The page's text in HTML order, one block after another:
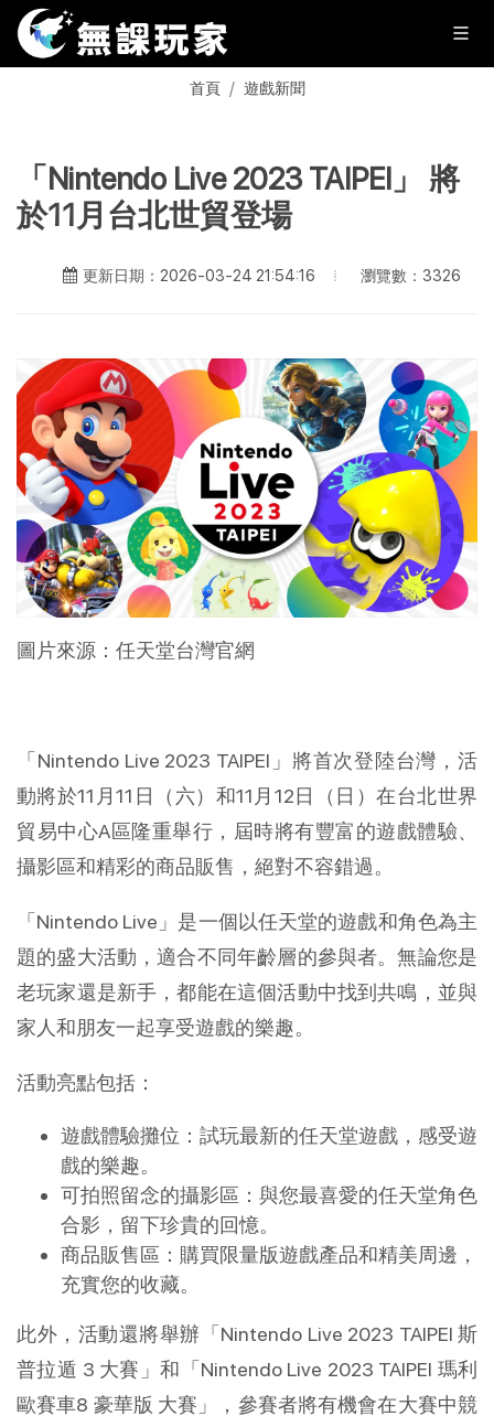
首頁 遊戲新聞
「Nintendo Live 2023 TAIPEI」 將
於11月台北世貿登場
更新日期：2026-03-24 21:54:16 瀏覽數：3326
圖片來源：任天堂台灣官網
「Nintendo Live 2023 TAIPEI」將首次登陸台灣，活
動將於11月11日（六）和11月12日（日）在台北世界
貿易中心A區隆重舉行，屆時將有豐富的遊戲體驗、
攝影區和精彩的商品販售，絕對不容錯過。
「Nintendo Live」是一個以任天堂的遊戲和角色為主
題的盛大活動，適合不同年齡層的參與者。無論您是
老玩家還是新手，都能在這個活動中找到共鳴，並與
家人和朋友一起享受遊戲的樂趣。
活動亮點包括：
遊戲體驗攤位：試玩最新的任天堂遊戲，感受遊
戲的樂趣。
可拍照留念的攝影區：與您最喜愛的任天堂角色
合影，留下珍貴的回憶。
商品販售區：購買限量版遊戲產品和精美周邊，
充實您的收藏。
此外，活動還將舉辦「Nintendo Live 2023 TAIPEI 斯
普拉遁 3 大賽」和「Nintendo Live 2023 TAIPEI 瑪利
歐賽車8 豪華版 大賽」，參賽者將有機會在大賽中競